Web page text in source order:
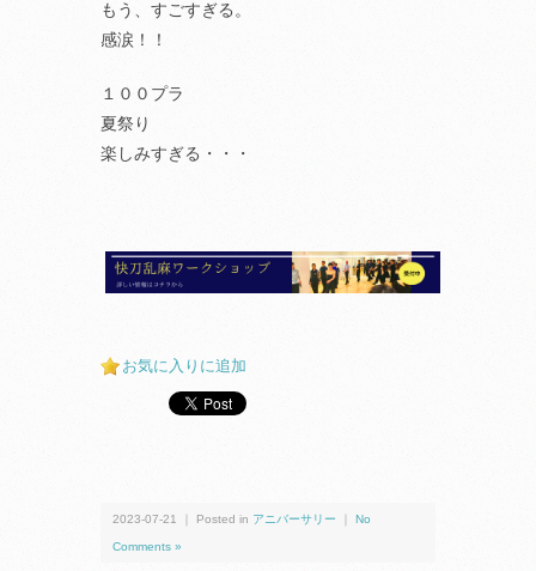
もう、すごすぎる。
感涙！！
１００プラ
夏祭り
楽しみすぎる・・・
お気に入りに追加
2023-07-21 ｜ Posted in アニバーサリー No
Comments »